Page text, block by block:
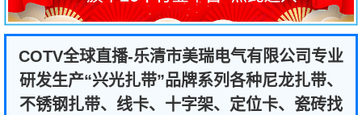
COTV全球直播-乐清市美瑞电气有限公司专业
研发生产“兴光扎带”品牌系列各种尼龙扎带、
不锈钢扎带、线卡、十字架、定位卡、瓷砖找